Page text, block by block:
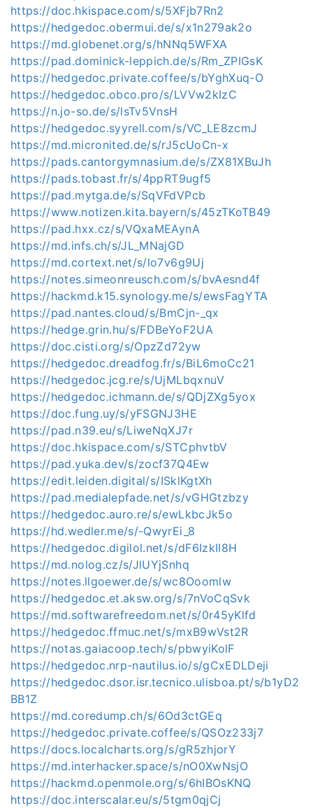
https://doc.hkispace.com/s/5XFjb7Rn2
https://hedgedoc.obermui.de/s/x1n279ak2o
https://md.globenet.org/s/hNNq5WFXA
https://pad.dominick-leppich.de/s/Rm_ZPIGsK
https://hedgedoc.private.coffee/s/bYghXuq-O
https://hedgedoc.obco.pro/s/LVVw2kIzC
https://n.jo-so.de/s/lsTv5VnsH
https://hedgedoc.syyrell.com/s/VC_LE8zcmJ
https://md.micronited.de/s/rJ5cUoCn-x
https://pads.cantorgymnasium.de/s/ZX81XBuJh
https://pads.tobast.fr/s/4ppRT9ugf5
https://pad.mytga.de/s/SqVFdVPcb
https://www.notizen.kita.bayern/s/45zTKoTB49
https://pad.hxx.cz/s/VQxaMEAynA
https://md.infs.ch/s/JL_MNajGD
https://md.cortext.net/s/lo7v6g9Uj
https://notes.simeonreusch.com/s/bvAesnd4f
https://hackmd.k15.synology.me/s/ewsFagYTA
https://pad.nantes.cloud/s/BmCjn-_qx
https://hedge.grin.hu/s/FDBeYoF2UA
https://doc.cisti.org/s/OpzZd72yw
https://hedgedoc.dreadfog.fr/s/BiL6moCc21
https://hedgedoc.jcg.re/s/UjMLbqxnuV
https://hedgedoc.ichmann.de/s/QDjZXg5yox
https://doc.fung.uy/s/yFSGNJ3HE
https://pad.n39.eu/s/LiweNqXJ7r
https://doc.hkispace.com/s/STCphvtbV
https://pad.yuka.dev/s/zocf37Q4Ew
https://edit.leiden.digital/s/ISklKgtXh
https://pad.medialepfade.net/s/vGHGtzbzy
https://hedgedoc.auro.re/s/ewLkbcJk5o
https://hd.wedler.me/s/-QwyrEi_8
https://hedgedoc.digilol.net/s/dF6IzkII8H
https://md.nolog.cz/s/JlUYjSnhq
https://notes.llgoewer.de/s/wc8Ooomlw
https://hedgedoc.et.aksw.org/s/7nVoCqSvk
https://md.softwarefreedom.net/s/0r45yKlfd
https://hedgedoc.ffmuc.net/s/mxB9wVst2R
https://notas.gaiacoop.tech/s/pbwyiKolF
https://hedgedoc.nrp-nautilus.io/s/gCxEDLDeji
https://hedgedoc.dsor.isr.tecnico.ulisboa.pt/s/b1yD2
BB1Z
https://md.coredump.ch/s/6Od3ctGEq
https://hedgedoc.private.coffee/s/QSOz233j7
https://docs.localcharts.org/s/gR5zhjorY
https://md.interhacker.space/s/nO0XwNsjO
https://hackmd.openmole.org/s/6hIBOsKNQ
https://doc.interscalar.eu/s/5tgm0qjCj